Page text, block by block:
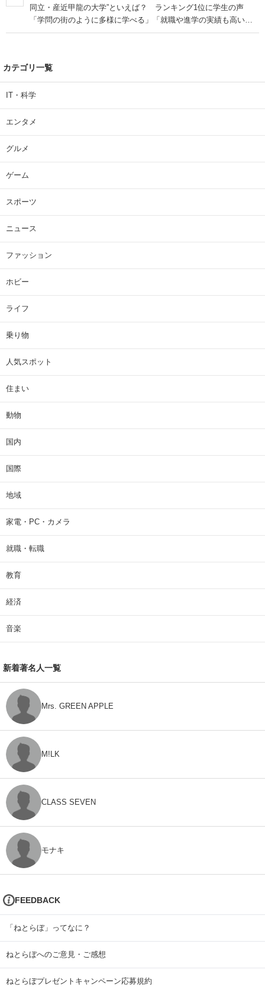
同立・産近甲龍の大学”といえば？ ランキング1位に学生の声
「学問の街のように多様に学べる」「就職や進学の実績も高い」
| 大学 ねとらぼリサーチ
カテゴリ一覧
IT・科学
エンタメ
グルメ
ゲーム
スポーツ
ニュース
ファッション
ホビー
ライフ
乗り物
人気スポット
住まい
動物
国内
国際
地域
家電・PC・カメラ
就職・転職
教育
経済
音楽
新着著名人一覧
Mrs. GREEN APPLE
M!LK
CLASS SEVEN
モナキ
FEEDBACK
「ねとらぼ」ってなに？
ねとらぼへのご意見・ご感想
ねとらぼプレゼントキャンペーン応募規約